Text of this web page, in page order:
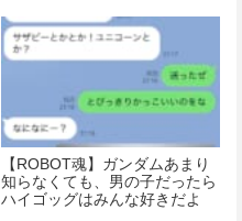
【ROBOT魂】ガンダムあまり
知らなくても、男の子だったら
ハイゴッグはみんな好きだよ